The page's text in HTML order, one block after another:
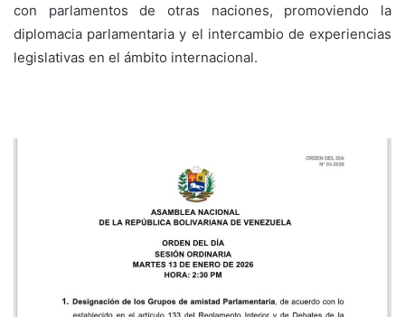
con parlamentos de otras naciones, promoviendo la
diplomacia parlamentaria y el intercambio de experiencias
legislativas en el ámbito internacional.